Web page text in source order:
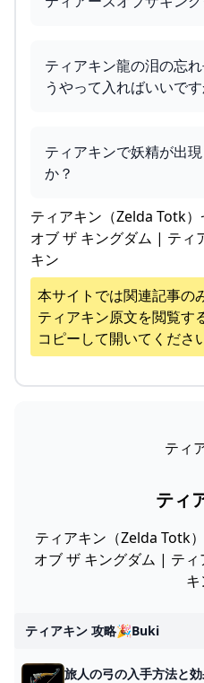
ティアキン龍の泪の忘
うやって入ればいいです
ティアキンで妖精が出
か？
ティアキン（Zelda Totk
オブ ザ キングダム | ティ
キン
本サイトでは関連記事の
ティアキン原文を閲覧す
コピーして開いてください
ティ
ティ
ティアキン（Zelda Totk
オブ ザ キングダム | テ
キ
ティアキン 攻略🎉buki
旅人の弓の入手方法と